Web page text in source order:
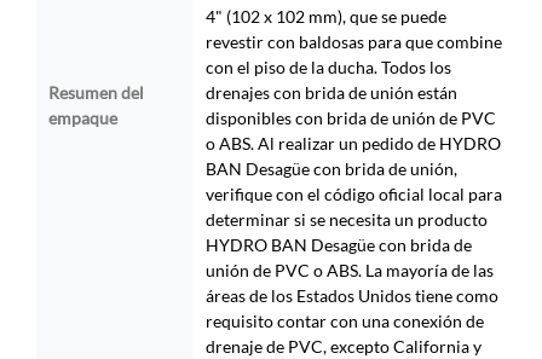
Resumen del
empaque
4" (102 x 102 mm), que se puede
revestir con baldosas para que combine
con el piso de la ducha. Todos los
drenajes con brida de unión están
disponibles con brida de unión de PVC
o ABS. Al realizar un pedido de HYDRO
BAN Desagüe con brida de unión,
verifique con el código oficial local para
determinar si se necesita un producto
HYDRO BAN Desagüe con brida de
unión de PVC o ABS. La mayoría de las
áreas de los Estados Unidos tiene como
requisito contar con una conexión de
drenaje de PVC, excepto California y